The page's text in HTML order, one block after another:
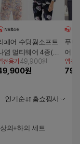
페어 수딩웜소프트
염 멀티웨어 4종(상
2종+하의 2종)
전용가49,900원
원
푸마
어 (
앱전
인기순 홈쇼핑사
의+하의 세트